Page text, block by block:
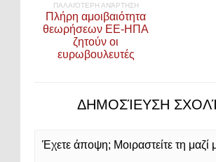
ΠΑΛΑΙΌΤΕΡΗ ΑΝΆΡΤΗΣΗ
Πλήρη αμοιβαιότητα
θεωρήσεων ΕΕ-ΗΠΑ
ζητούν οι
ευρωβουλευτές
ΔΗΜΟΣΊΕΥΣΗ
Έχετε άποψη; Μοιραστείτε τη μαζί